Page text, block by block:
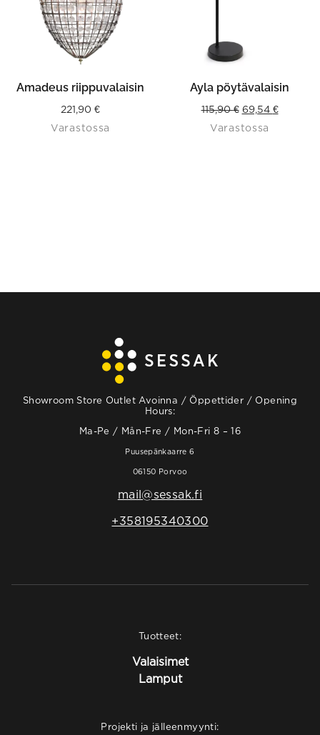
Amadeus riippuvalaisin
221,90 €
Varastossa
Ayla pöytävalaisin
115,90€ Original
price
69,54 €Current
Varastossa
Showroom Store Outlet Avoinna / Öppettider / Opening
Hours:
Ma-Pe / Mån-Fre / Mon-Fri 8 – 16
Puusepänkaarre 6
06150 Porvoo
mail@sessak.fi
+358195340300
Tuotteet:
Valaisimet
Lamput
Projekti ja jälleenmyynti: